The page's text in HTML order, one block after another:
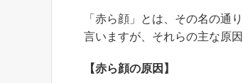
「赤ら顔」とは、その名の通
言いますが、それらの主な原
【赤ら顔の原因】